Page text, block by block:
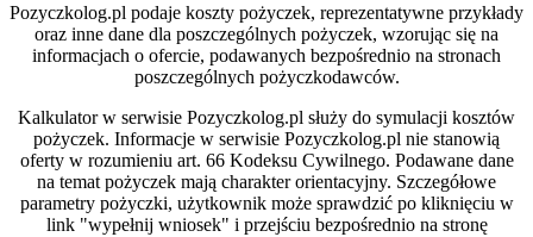
Pozyczkolog.pl podaje koszty pożyczek, reprezentatywne przykłady
oraz inne dane dla poszczególnych pożyczek, wzorując się na
informacjach o ofercie, podawanych bezpośrednio na stronach
poszczególnych pożyczkodawców.
Kalkulator w serwisie Pozyczkolog.pl służy do symulacji kosztów
pożyczek. Informacje w serwisie Pozyczkolog.pl nie stanowią
oferty w rozumieniu art. 66 Kodeksu Cywilnego. Podawane dane
na temat pożyczek mają charakter orientacyjny. Szczegółowe
parametry pożyczki, użytkownik może sprawdzić po kliknięciu w
link "wypełnij wniosek" i przejściu bezpośrednio na stronę